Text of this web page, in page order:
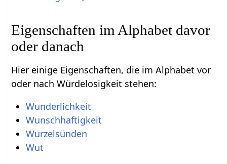
Eigenschaften im Alphabet davor
oder danach
Hier einige Eigenschaften, die im Alphabet vor
oder nach Würdelosigkeit stehen:
Wunderlichkeit
Wunschhaftigkeit
Wurzelsünden
Wut